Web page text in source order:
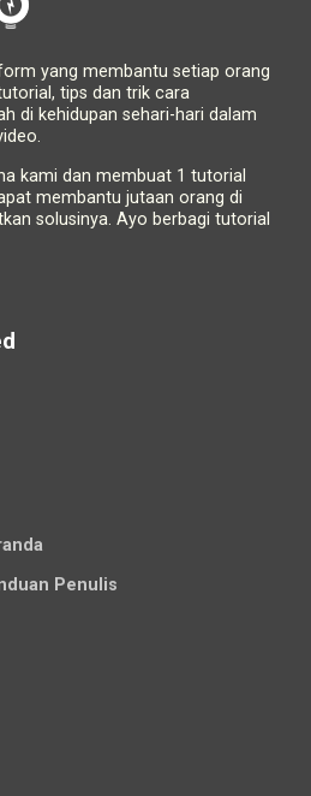
yang membantu setiap orang
tips dan trik cara
di kehidupan sehari-hari dalam
kami dan membuat 1 tutorial
membantu jutaan orang di
solusinya. Ayo berbagi tutorial
Penulis